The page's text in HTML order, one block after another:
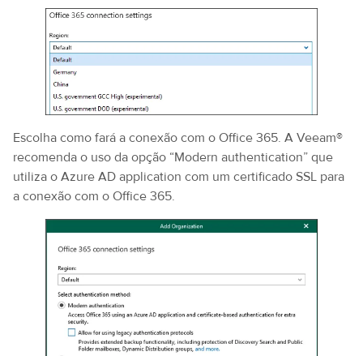
Escolha como fará a conexão com o Office 365. A Veeam®
recomenda o uso da opção “Modern authentication” que
utiliza o Azure AD application com um certificado SSL para
a conexão com o Office 365.